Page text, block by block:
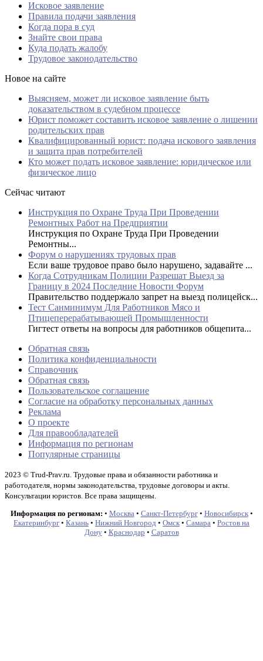
Исковое заявление
Правила подачи заявления
Когда пора в суд
Знайте свои права
Куда подать жалобу
Трудовое законодательство
Новое на сайте
Выясняем, может ли исковое заявление быть
доказательством в судебном процессе
Юрист поможет составить исковое заявление о лишении
родительских прав
Квалифицированный юрист: подача искового заявления
и защита прав потребителей
Кто может подать исковое заявление: юридическое или
физическое лицо
Сейчас читают
Инструкция по Охране Труда При Проведении
Ремонтных Работ на Предприятии
Инструкция по Охране Труда При Проведении
Ремонтны...
Форум о нарушениях трудовых прав
Если ваше трудовое право было нарушено, задавайте ...
Когда Сотрудникам Полиции Разрешат Выезд за
Границу в 2024 Последние Новости Форум
Правительство поддержало запрет на выезд полицейск...
Тест Санминимум Для Работников Мясо и
Птицеперерабатывающей Промышленности
Гигтест ответы на вопросы для работников общепита...
Обратная связь
Политика конфиденциальности
Справочник
Обратная связь
Пользовательское соглашение
Согласие на обработку персональных данных
Реклама
О проекте
Для правообладателей
Информация по регионам
Популярные страницы
2023 © Trud-Prav.ru. Трудовые права и обязанности работника и
работодателя, нормы законодательства, трудовые договоры и акты.
Консультации юристов. Все права защищены.
Информация по регионам: • Москва • Санкт-Петербург• Новосибирск•
Екатеринбург • Казань • Нижний Новгород • Омск • Самара • Ростов на
Дону• Краснодар • Саратов